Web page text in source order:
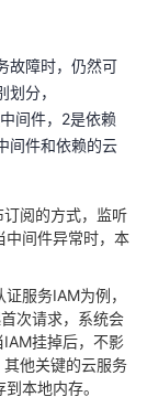
故障时，仍然可
分，
间件， 2是依赖
间件和依赖的云
订阅的方式，监听
中间件异常时，本
证服务IAM为例，
次请求，系统会
IAM挂掉后，不影
其他关键的云服务
本地内存。